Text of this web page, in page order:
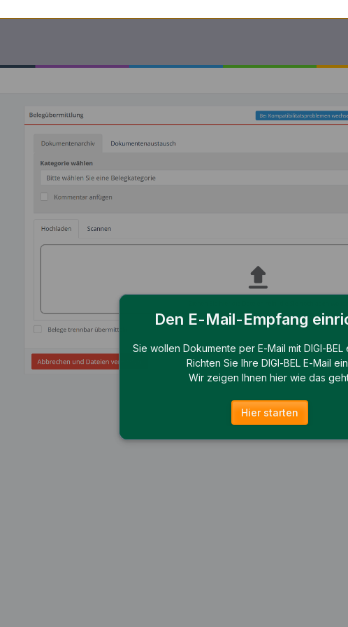
Den E-Mail-Empfang
Sie wollen Dokumente per E-Mail mit DIGI-BEL
Richten Sie Ihre DIGI-BEL E-Mail
Wir zeigen Ihnen hier wie das
Hier starten